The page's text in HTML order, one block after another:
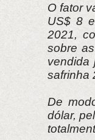
O fator
US$ 8
2021,
sobre
vendida
safrinha
De
dólar,